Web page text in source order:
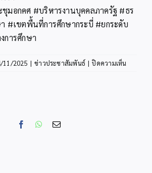
มอกคศ #บริหารงานบุคคลภาครัฐ #ธร
#เขตพื้นที่การศึกษากระบี่ #ยกระดับ
การศึกษา
11/2025 | ข่าวประชาสัมพันธ์ | ปิดความเห็น
FacebookWhatsApp
Email